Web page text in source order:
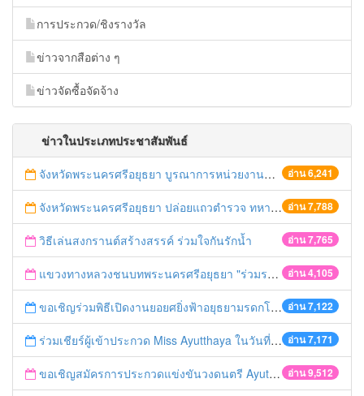
การประกวด/ชิงรางวัล
ข่าวจากสือต่าง ๆ
ข่าวจัดซื้อจัดจ้าง
ข่าวในประเภทประชาสัมพันธ์
อ่าน 6,241
จังหวัดพระนครศรีอยุธยา บูรณาการหน่วยงานที่เกี่ยวข้อง ลงพื้นที่จัดระเบียบและดำเนินมาตรการตามบทลงโทษสูงสุดกับผู้ประกอบการร้านค้าที่ยังฝ่าฝืนตั้งร้านค้ารุกล้ำเขตพื้นที่ทางหลวง เตรียมความปลอดภัยก่อนเทศกาลสงกรานต์
อ่าน 7,788
จังหวัดพระนครศรีอยุธยา ปล่อยแถวตำรวจ ทหาร ฝ่ายปกครอง กว่า 100 นาย ตรวจเข้มท่ารถสาธารณะ สถานีขนส่งรถโดยสาร วินรถตู้ และสถานีรถไฟ เตรียมรับมือเทศกาลสงกรานต์
อ่าน 7,765
วิธีเล่นสงกรานต์สร้างสรรค์ ร่วมใจกันรักน้ำ
อ่าน 4,105
แขวงทางหลวงชนบทพระนครศรีอยุธยา "ร่วมรณรงค์ ขับช้า เปิดไฟหน้า คาดเข็มขัด" เทศกาลสงกรานต์ ปี 2561
อ่าน 7,122
ขอเชิญร่วมพิธีเปิดงานยอยศยิ่งฟ้าอยุธยามรดกโลก
อ่าน 7,171
ร่วมเชียร์ผู้เข้าประกวด Miss Ayutthaya ในวันที่ 15 ธันวาคม 2560
อ่าน 9,512
ขอเชิญสมัครการประกวดแข่งขันวงดนตรี Ayutthaya battle of the bands